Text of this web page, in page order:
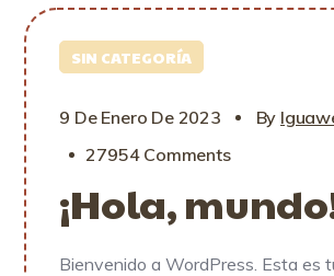
SIN CATEGORÍA
9 De Enero De 2023 By
27954 Comments
¡Hola,
Bienvenido a WordPress. Esta es